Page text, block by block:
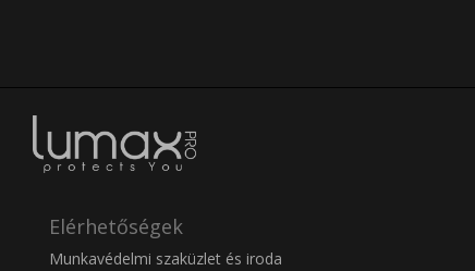
Elérhetőségek
Munkavédelmi szaküzlet és iroda